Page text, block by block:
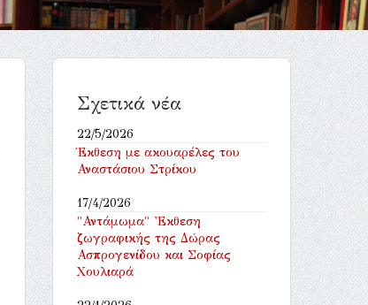
Σχετικά νέα
22/5/2026
Έκθεση με ακουαρέλες του
Αναστάσιου Στρίκου
17/4/2026
"Αντάμωμα" 'Εκθεση
ζωγραφικής της Δώρας
Ασπρογενίδου και Σοφίας
Χουλιαρά